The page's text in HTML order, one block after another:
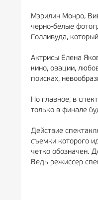
Мэрилин Монро,
черно-белые
Голливуда,
Актрисы Елена
кино, овации,
поисках,
Но главное, в
только в финале
Действие
съемки которого
четко обозначен.
Ведь режиссер